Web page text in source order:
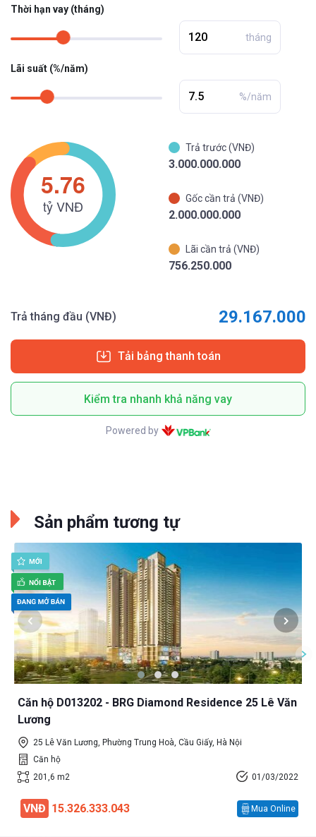
Thời hạn vay (tháng)
tháng
Lãi suất (%/năm)
%/năm
Trả trước (VNĐ)
3.000.000.000
Gốc cần trả (VNĐ)
2.000.000.000
Lãi cần trả (VNĐ)
756.250.000
Trả tháng đầu (VNĐ) 29.167.000
Tải bảng thanh toán
Kiểm tra nhanh khả năng vay
Powered by
Sản phẩm tương tự
Căn hộ D013202 - BRG Diamond Residence 25 Lê Văn
Lương
25 Lê Văn Lương, Phường Trung Hoà, Cầu Giấy, Hà Nội
Căn hộ
201,6 m2
01/03/2022
VNĐ 15.326.333.043 Mua Online